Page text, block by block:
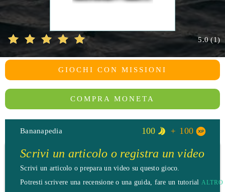
5.0(1)
GIOCHI CON MISSIONI
COMPRA MONETA
Bananapedia 100 100
Scrivi un articolo o registra un video
Scrivi un articolo o prepara un video su questo gioco.
Potresti scrivere una recensione o una guida, fare un tutorial ALTRO